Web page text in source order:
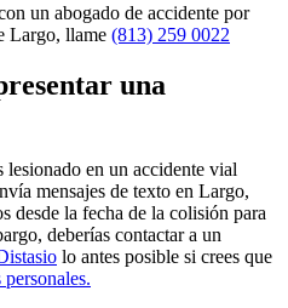
un abogado de accidente por
Largo, llame (813) 259 0022
una
en un accidente vial
mensajes de texto en Largo,
desde la fecha de la colisión para
deberías contactar a un
lo antes posible si crees que